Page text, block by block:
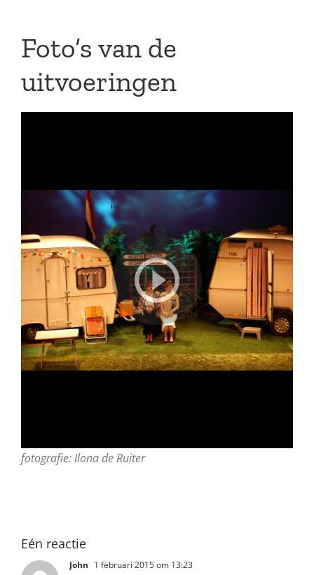
Foto’s van de
uitvoeringen
fotografie: Ilona de Ruiter
Eén reactie
John 1 februari 2015 om 13:23